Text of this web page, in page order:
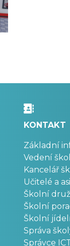
KONTAKT
Základní
Vedení
Kancelář
Učitelé a
Školní
Školní
Školní
Správa
Správce